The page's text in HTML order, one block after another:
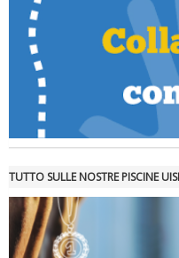
Tiziano Pesce nel Cda di
Roma
TUTTO SULLE NOSTRE PISCINE